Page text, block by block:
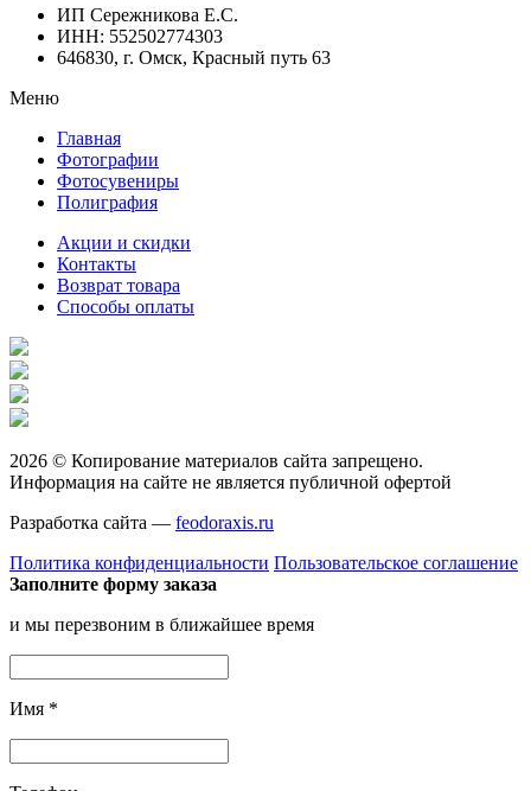
ИП Сережникова Е.С.
ИНН: 552502774303
646830, г. Омск, Красный путь 63
Меню
Главная
Фотографии
Фотосувениры
Полиграфия
Акции и скидки
Контакты
Возврат товара
Способы оплаты
2026 © Копирование материалов сайта запрещено.
Информация на сайте не является публичной офертой
Разработка сайта — feodoraxis.ru
Политика конфиденциальности Пользовательское соглашение
Заполните форму заказа
и мы перезвоним в ближайшее время
Имя *